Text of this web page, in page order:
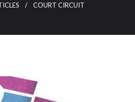
COURT CIRCUIT